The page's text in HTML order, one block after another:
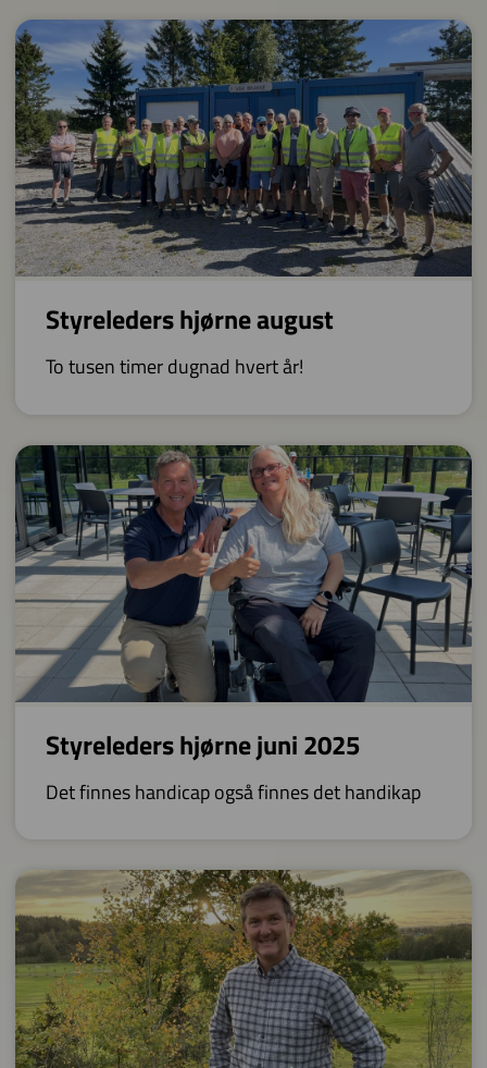
Styreleders hjørne august
To tusen timer dugnad hvert år!
Styreleders hjørne juni 2025
Det finnes handicap også finnes det handikap